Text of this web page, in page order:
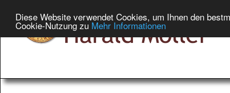
Diese Website verwendet Cookies, um Ihnen den
Cookie-Nutzung zu Mehr Informationen